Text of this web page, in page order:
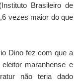
Brasileiro de
vezes maior do que
Dino fez com que a
maranhense e
não teria dado